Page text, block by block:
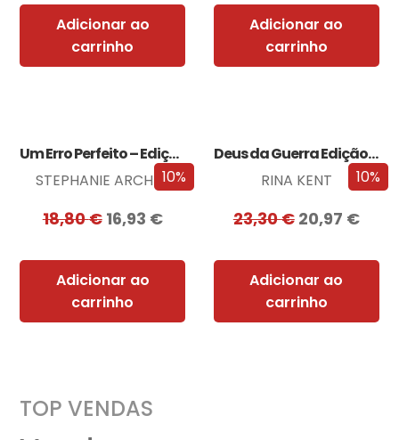
Adicionar ao
carrinho
Adicionar ao
carrinho
10%
Um Erro Perfeito – Edição com EDGES
STEPHANIE ARCHER
18,80€ 16,93 €
Adicionar ao
carrinho
10%
Deus da Guerra Edição com EDGES
RINA KENT
23,30€ 20,97 €
Adicionar ao
carrinho
TOP VENDAS